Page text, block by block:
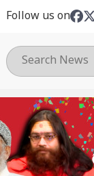
Follow us on